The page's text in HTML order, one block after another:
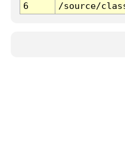
6
/source/